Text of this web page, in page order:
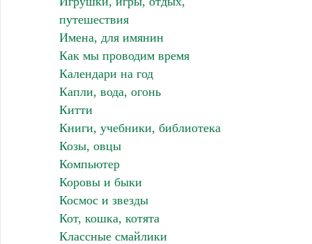
путешествия
Имена, для имянин
Как мы проводим время
Календари на год
Капли, вода, огонь
Китти
Книги, учебники, библиотека
Козы, овцы
Компьютер
Коровы и быки
Космос и звезды
Кот, кошка, котята
Классные смайлики